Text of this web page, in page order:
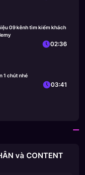
09 kênh tìm kiếm khách
02:36
1 chút nhé
03:41
và CONTENT